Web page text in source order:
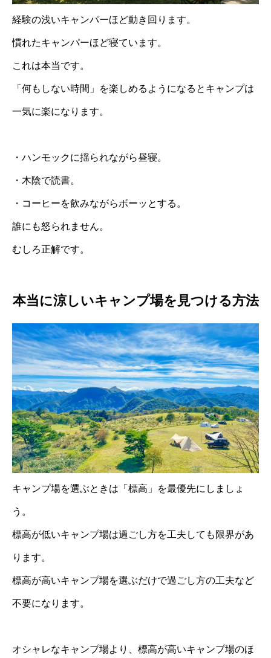
経験の浅いキャンパーほど動き回ります。
慣れたキャンパーほど寝ています。
これは本当です。
「何もしない時間」を楽しめるようになるとキャンプは
一気に楽になります。
・ハンモックに揺られながら昼寝。
・木陰で読書。
・コーヒーを飲みながらボーッとする。
誰にも怒られません。
むしろ正解です。
本当に涼しいキャンプ場を見つける方法
キャンプ場を選ぶときは「標高」を最優先にしましょ
う。
標高が低いキャンプ場は過ごし方を工夫しても限界があ
ります。
標高が高いキャンプ場を選ぶだけで過ごし方の工夫など
不要になります。
オシャレなキャンプ場より、標高が高いキャンプ場のほ